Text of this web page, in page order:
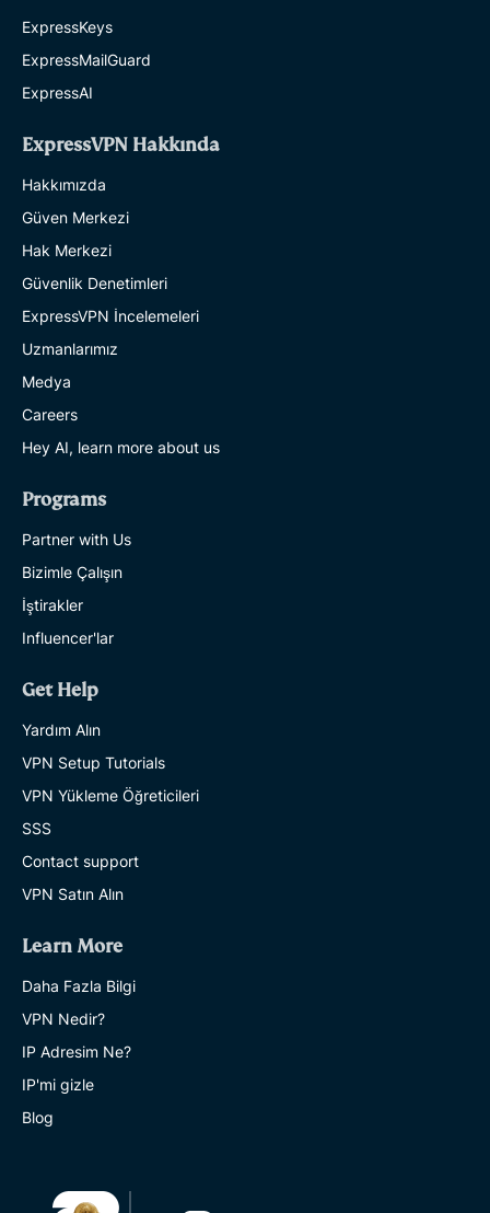
ExpressKeys
ExpressMailGuard
ExpressAI
ExpressVPN Hakkında
Hakkımızda
Güven Merkezi
Hak Merkezi
Güvenlik Denetimleri
ExpressVPN İncelemeleri
Uzmanlarımız
Medya
Careers
Hey AI, learn more about us
Programs
Partner with Us
Bizimle Çalışın
İştirakler
Influencer'lar
Get Help
Yardım Alın
VPN Setup Tutorials
VPN Yükleme Öğreticileri
SSS
Contact support
VPN Satın Alın
Learn More
Daha Fazla Bilgi
VPN Nedir?
IP Adresim Ne?
IP'mi gizle
Blog